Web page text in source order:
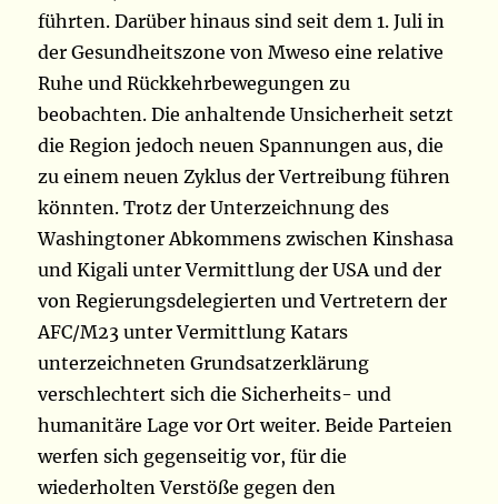
führten. Darüber hinaus sind seit dem 1. Juli in
der Gesundheitszone von Mweso eine relative
Ruhe und Rückkehrbewegungen zu
beobachten. Die anhaltende Unsicherheit setzt
die Region jedoch neuen Spannungen aus, die
zu einem neuen Zyklus der Vertreibung führen
könnten. Trotz der Unterzeichnung des
Washingtoner Abkommens zwischen Kinshasa
und Kigali unter Vermittlung der USA und der
von Regierungsdelegierten und Vertretern der
AFC/M23 unter Vermittlung Katars
unterzeichneten Grundsatzerklärung
verschlechtert sich die Sicherheits- und
humanitäre Lage vor Ort weiter. Beide Parteien
werfen sich gegenseitig vor, für die
wiederholten Verstöße gegen den